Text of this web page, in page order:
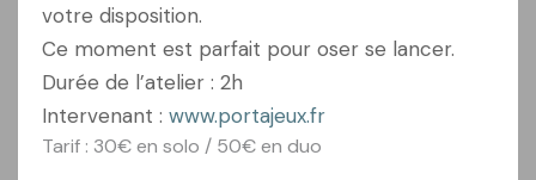
votre disposition.
Ce moment est parfait pour oser se lancer.
Durée de l’atelier : 2h
Intervenant : www.portajeux.fr
Tarif : 30€ en solo / 50€ en duo